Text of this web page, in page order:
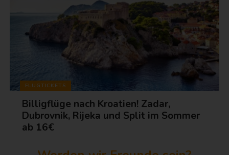
FLUGTICKETS
Billigflüge nach Kroatien! Zadar,
Dubrovnik, Rijeka und Split im Sommer
ab 16€